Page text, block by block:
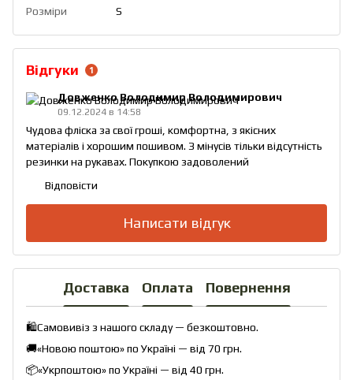
Розміри
S
Відгуки 1
Довженко Володимир Володимирович
09.12.2024 в 14:58
Чудова фліска за свої гроші, комфортна, з якісних
матеріалів і хорошим пошивом. З мінусів тільки відсутність
резинки на рукавах. Покупкою задоволений
Відповісти
Написати відгук
Доставка Оплата Повернення
🛍️Самовивіз з нашого складу — безкоштовно.
🚚«Новою поштою» по Україні — від 70 грн.
📦«Укрпоштою» по Україні — від 40 грн.